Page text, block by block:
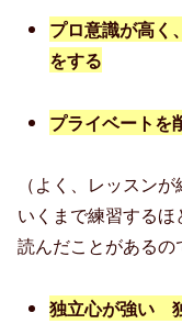
プロ意識が高く
をする
プライベートを
（よく、レッスン
いくまで練習する
読んだことがあるの
独立心が強い